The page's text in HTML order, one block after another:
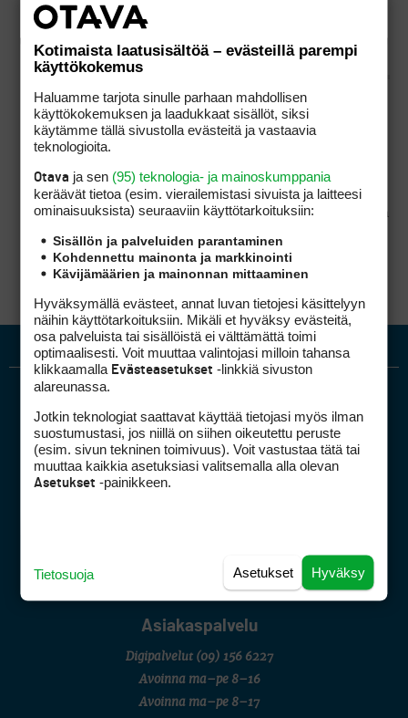
vuorokaudenaikaan.
Siihen hintaan vaikuttaa kysynnän ja tarjonnan
laki. Jos Peuriksen pelioikeuden hinta olisi
merkittävästi alempi, vietäisiin pelioikeudet
käsistä. Markkinat arvioivat kentän
pelioikeuden tuon arvoiseksi. Ei kai siinä mitään
Peuriksella hakea, koska kentät ovat eri tasoilla.
DSA avoimuusraportti
Asiakaspalvelu
Digipalvelut (09) 156 6227
Avoinna ma–pe 8–16
Avoinna ma–pe 8–17
Kotimaista laatusisältöä – evästeillä parempi
käyttökokemus
Haluamme tarjota sinulle parhaan mahdollisen
käyttökokemuksen ja laadukkaat sisällöt, siksi
käytämme tällä sivustolla evästeitä ja vastaavia
teknologioita.
Otava ja sen (95) teknologia- ja mainoskumppania
keräävät tietoa (esim. vierailemis­tasi sivuista ja laitteesi
ominaisuuk­sista) seuraaviin käyttötarkoituksiin:
Sisällön ja palveluiden parantaminen
Kohdennettu mainonta ja markkinointi
Kävijämäärien ja mainonnan mittaaminen
Hyväksymällä evästeet, annat luvan tietojesi käsittelyyn
näihin käyttötarkoituksiin. Mikäli et hyväksy evästeitä,
osa palveluista tai sisällöistä ei välttämättä toimi
optimaalisesti. Voit muuttaa valintojasi milloin tahansa
klikkaamalla Evästeasetukset -linkkiä sivuston
alareunassa.
Jotkin teknologiat saattavat käyttää tietojasi myös ilman
suostumustasi, jos niillä on siihen oikeutettu peruste
(esim. sivun tekninen toimivuus). Voit vastustaa tätä tai
muuttaa kaikkia asetuksiasi valitsemalla alla olevan
Asetukset -painikkeen.
Hyväksy
Asetukset
Tietosuoja